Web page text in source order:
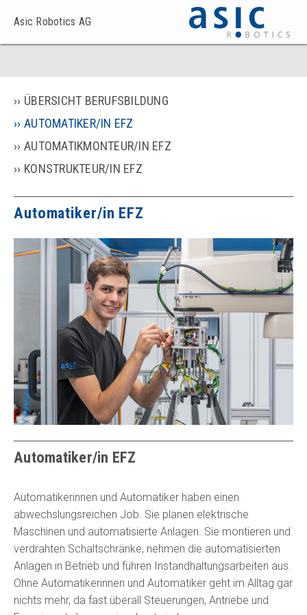
Asic Robotics AG
ÜBERSICHT BERUFSBILDUNG
AUTOMATIKER/IN EFZ
AUTOMATIKMONTEUR/IN EFZ
KONSTRUKTEUR/IN EFZ
Automatiker/in EFZ
Automatiker/in EFZ
Automatikerinnen und Automatiker haben einen
abwechslungsreichen Job. Sie planen elektrische
Maschinen und automatisierte Anlagen. Sie montieren und
verdrahten Schaltschränke, nehmen die automatisierten
Anlagen in Betrieb und führen Instandhaltungsarbeiten aus.
Ohne Automatikerinnen und Automatiker geht im Alltag gar
nichts mehr, da fast überall Steuerungen, Antriebe und